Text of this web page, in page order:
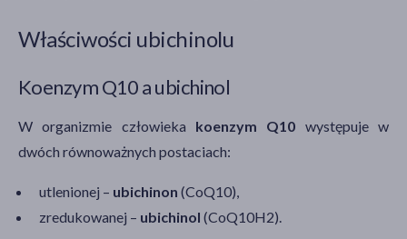
Właściwości ubichinolu
Koenzym Q10 a ubichinol
W organizmie człowieka koenzym Q10 występuje w
dwóch równoważnych postaciach:
utlenionej – ubichinon (CoQ10),
zredukowanej – ubichinol (CoQ10H2).